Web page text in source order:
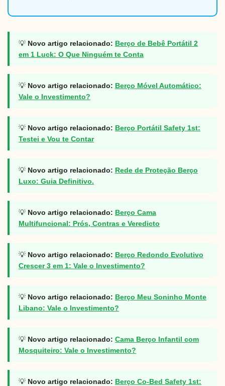
💡 Novo artigo relacionado: Berço de Bebê Portátil 2
em 1 Luck: O Que Ninguém te Conta
💡 Novo artigo relacionado: Berço Móvel Automático:
Vale o Investimento?
💡 Novo artigo relacionado: Berço Portátil Safety 1st:
Testei e Vou te Contar
💡 Novo artigo relacionado: Rede de Proteção Berço
Luxo: Guia Definitivo.
💡 Novo artigo relacionado: Berço Cama
Multifuncional: Prós, Contras e Veredicto
💡 Novo artigo relacionado: Berço Redondo Evolutivo
Crescer 3 em 1: Vale o Investimento?
💡 Novo artigo relacionado: Berço Meu Soninho Monte
Libano: Vale o Investimento?
💡 Novo artigo relacionado: Cama Berço Infantil com
Mosquiteiro: Vale o Investimento?
💡 Novo artigo relacionado: Berço Co-Bed Safety 1st: